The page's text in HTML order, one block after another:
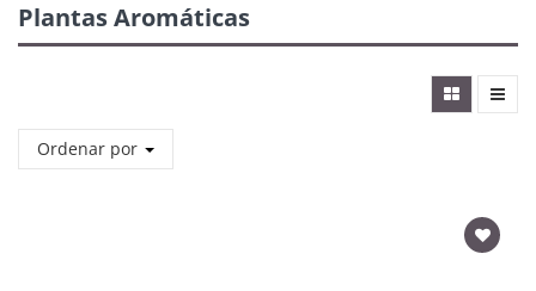
Plantas Aromáticas
Ordenar por